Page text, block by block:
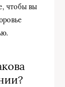
чтобы вы